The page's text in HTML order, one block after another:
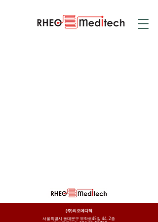
(주)리오메디텍
서울특별시 동대문구 무학로45길 44, 2층